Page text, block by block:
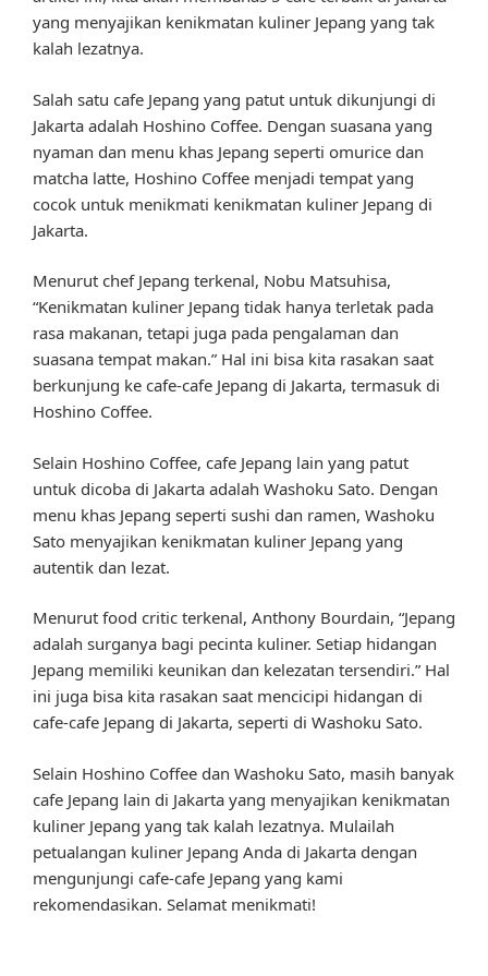
yang menyajikan kenikmatan kuliner Jepang yang tak
kalah lezatnya.
Salah satu cafe Jepang yang patut untuk dikunjungi di
Jakarta adalah Hoshino Coffee. Dengan suasana yang
nyaman dan menu khas Jepang seperti omurice dan
matcha latte, Hoshino Coffee menjadi tempat yang
cocok untuk menikmati kenikmatan kuliner Jepang di
Jakarta.
Menurut chef Jepang terkenal, Nobu Matsuhisa,
“Kenikmatan kuliner Jepang tidak hanya terletak pada
rasa makanan, tetapi juga pada pengalaman dan
suasana tempat makan.” Hal ini bisa kita rasakan saat
berkunjung ke cafe-cafe Jepang di Jakarta, termasuk di
Hoshino Coffee.
Selain Hoshino Coffee, cafe Jepang lain yang patut
untuk dicoba di Jakarta adalah Washoku Sato. Dengan
menu khas Jepang seperti sushi dan ramen, Washoku
Sato menyajikan kenikmatan kuliner Jepang yang
autentik dan lezat.
Menurut food critic terkenal, Anthony Bourdain, “Jepang
adalah surganya bagi pecinta kuliner. Setiap hidangan
Jepang memiliki keunikan dan kelezatan tersendiri.” Hal
ini juga bisa kita rasakan saat mencicipi hidangan di
cafe-cafe Jepang di Jakarta, seperti di Washoku Sato.
Selain Hoshino Coffee dan Washoku Sato, masih banyak
cafe Jepang lain di Jakarta yang menyajikan kenikmatan
kuliner Jepang yang tak kalah lezatnya. Mulailah
petualangan kuliner Jepang Anda di Jakarta dengan
mengunjungi cafe-cafe Jepang yang kami
rekomendasikan. Selamat menikmati!